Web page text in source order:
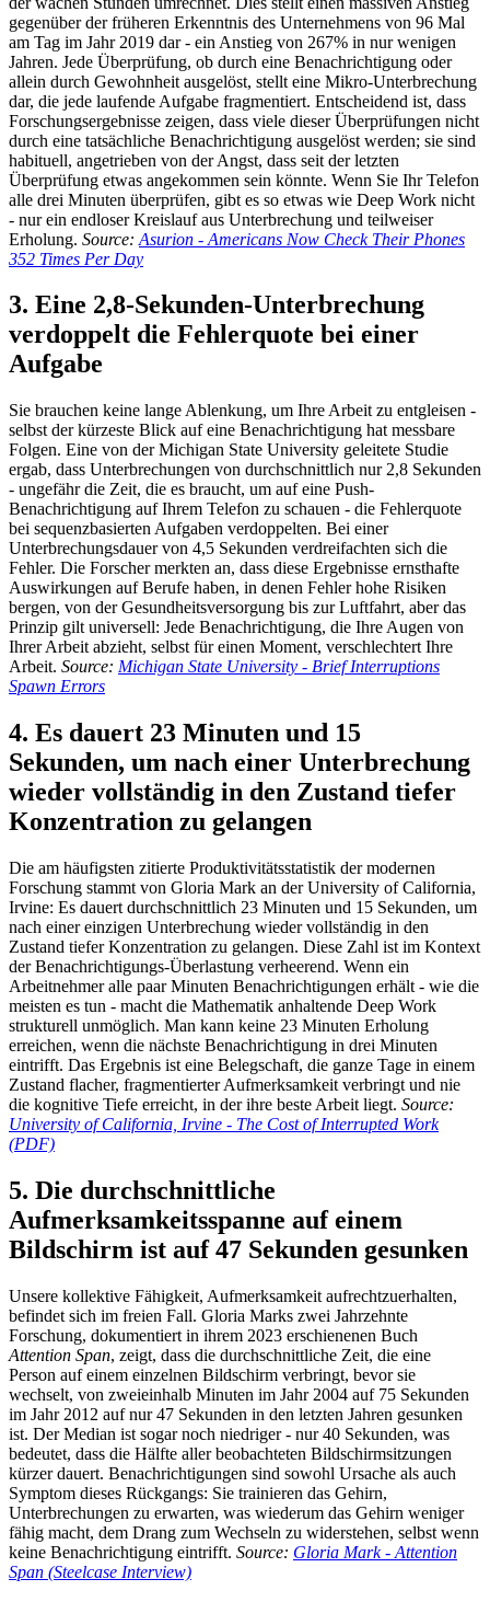
gegenüber der früheren Erkenntnis des Unternehmens von 96 Mal
am Tag im Jahr 2019 dar - ein Anstieg von 267% in nur wenigen
Jahren. Jede Überprüfung, ob durch eine Benachrichtigung oder
allein durch Gewohnheit ausgelöst, stellt eine Mikro-Unterbrechung
dar, die jede laufende Aufgabe fragmentiert. Entscheidend ist, dass
Forschungsergebnisse zeigen, dass viele dieser Überprüfungen nicht
durch eine tatsächliche Benachrichtigung ausgelöst werden; sie sind
habituell, angetrieben von der Angst, dass seit der letzten
Überprüfung etwas angekommen sein könnte. Wenn Sie Ihr Telefon
alle drei Minuten überprüfen, gibt es so etwas wie Deep Work nicht
- nur ein endloser Kreislauf aus Unterbrechung und teilweiser
Erholung. Source: Asurion - Americans Now Check Their Phones
352 Times Per Day
3. Eine 2,8-Sekunden-Unterbrechung
verdoppelt die Fehlerquote bei einer
Aufgabe
Sie brauchen keine lange Ablenkung, um Ihre Arbeit zu entgleisen -
selbst der kürzeste Blick auf eine Benachrichtigung hat messbare
Folgen. Eine von der Michigan State University geleitete Studie
ergab, dass Unterbrechungen von durchschnittlich nur 2,8 Sekunden
- ungefähr die Zeit, die es braucht, um auf eine Push-
Benachrichtigung auf Ihrem Telefon zu schauen - die Fehlerquote
bei sequenzbasierten Aufgaben verdoppelten. Bei einer
Unterbrechungsdauer von 4,5 Sekunden verdreifachten sich die
Fehler. Die Forscher merkten an, dass diese Ergebnisse ernsthafte
Auswirkungen auf Berufe haben, in denen Fehler hohe Risiken
bergen, von der Gesundheitsversorgung bis zur Luftfahrt, aber das
Prinzip gilt universell: Jede Benachrichtigung, die Ihre Augen von
Ihrer Arbeit abzieht, selbst für einen Moment, verschlechtert Ihre
Arbeit. Source: Michigan State University - Brief Interruptions
Spawn Errors
4. Es dauert 23 Minuten und 15
Sekunden, um nach einer Unterbrechung
wieder vollständig in den Zustand tiefer
Konzentration zu gelangen
Die am häufigsten zitierte Produktivitätsstatistik der modernen
Forschung stammt von Gloria Mark an der University of California,
Irvine: Es dauert durchschnittlich 23 Minuten und 15 Sekunden, um
nach einer einzigen Unterbrechung wieder vollständig in den
Zustand tiefer Konzentration zu gelangen. Diese Zahl ist im Kontext
der Benachrichtigungs-Überlastung verheerend. Wenn ein
Arbeitnehmer alle paar Minuten Benachrichtigungen erhält - wie die
meisten es tun - macht die Mathematik anhaltende Deep Work
strukturell unmöglich. Man kann keine 23 Minuten Erholung
erreichen, wenn die nächste Benachrichtigung in drei Minuten
eintrifft. Das Ergebnis ist eine Belegschaft, die ganze Tage in einem
Zustand flacher, fragmentierter Aufmerksamkeit verbringt und nie
die kognitive Tiefe erreicht, in der ihre beste Arbeit liegt. Source:
University of California, Irvine - The Cost of Interrupted Work
(PDF)
5. Die durchschnittliche
Aufmerksamkeitsspanne auf einem
Bildschirm ist auf 47 Sekunden gesunken
Unsere kollektive Fähigkeit, Aufmerksamkeit aufrechtzuerhalten,
befindet sich im freien Fall. Gloria Marks zwei Jahrzehnte
Forschung, dokumentiert in ihrem 2023 erschienenen Buch
Attention Span, zeigt, dass die durchschnittliche Zeit, die eine
Person auf einem einzelnen Bildschirm verbringt, bevor sie
wechselt, von zweieinhalb Minuten im Jahr 2004 auf 75 Sekunden
im Jahr 2012 auf nur 47 Sekunden in den letzten Jahren gesunken
ist. Der Median ist sogar noch niedriger - nur 40 Sekunden, was
bedeutet, dass die Hälfte aller beobachteten Bildschirmsitzungen
kürzer dauert. Benachrichtigungen sind sowohl Ursache als auch
Symptom dieses Rückgangs: Sie trainieren das Gehirn,
Unterbrechungen zu erwarten, was wiederum das Gehirn weniger
fähig macht, dem Drang zum Wechseln zu widerstehen, selbst wenn
keine Benachrichtigung eintrifft. Source: Gloria Mark - Attention
Span (Steelcase Interview)